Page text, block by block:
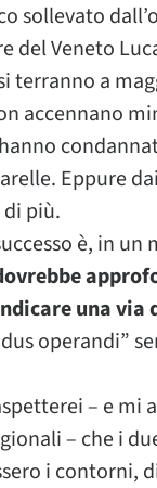
sollevato
del Veneto
terranno a
accennano
Eppure
più.
è, in
una via
operandi”
– e mi
– che i
i contorni,